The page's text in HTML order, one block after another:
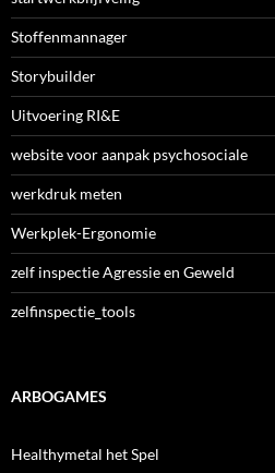
Stoffenmannager
Storybuilder
Uitvoering RI&E
website voor aanpak psychosociale
werkdruk meten
Werkplek-Ergonomie
zelf inspectie Agressie en Geweld
zelfinspectie_tools
ARBOGAMES
Healthymetal het Spel